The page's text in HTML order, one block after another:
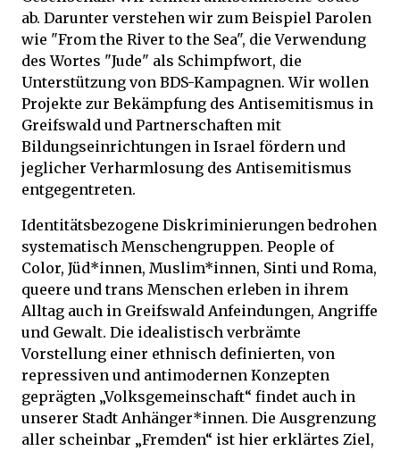
ab. Darunter verstehen wir zum Beispiel Parolen
wie "From the River to the Sea", die Verwendung
des Wortes "Jude" als Schimpfwort, die
Unterstützung von BDS-Kampagnen. Wir wollen
Projekte zur Bekämpfung des Antisemitismus in
Greifswald und Partnerschaften mit
Bildungseinrichtungen in Israel fördern und
jeglicher Verharmlosung des Antisemitismus
entgegentreten.
Identitätsbezogene Diskriminierungen bedrohen
systematisch Menschengruppen. People of
Color, Jüd*innen, Muslim*innen, Sinti und Roma,
queere und trans Menschen erleben in ihrem
Alltag auch in Greifswald Anfeindungen, Angriffe
und Gewalt. Die idealistisch verbrämte
Vorstellung einer ethnisch definierten, von
repressiven und antimodernen Konzepten
geprägten „Volksgemeinschaft“ findet auch in
unserer Stadt Anhänger*innen. Die Ausgrenzung
aller scheinbar „Fremden“ ist hier erklärtes Ziel,